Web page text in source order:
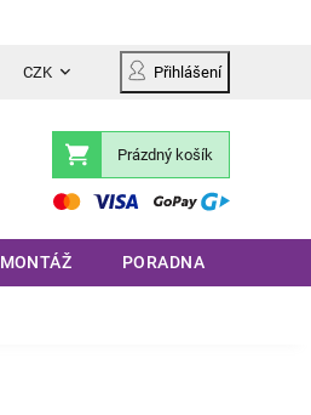
CZK Přihlášení
Nákupní
košík
Prázdný košík
MONTÁŽ PORADNA